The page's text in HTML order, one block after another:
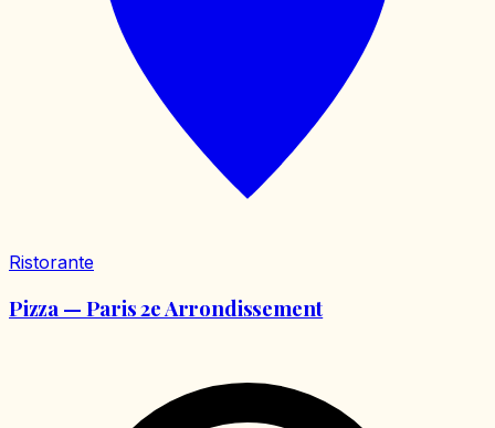
Ristorante
Pizza — Paris 2e Arrondissement